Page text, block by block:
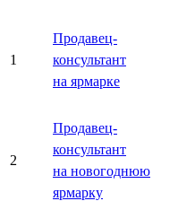
1
Продавец-
консультант
на ярмарке
2
Продавец-
консультант
на новогоднюю
ярмарку